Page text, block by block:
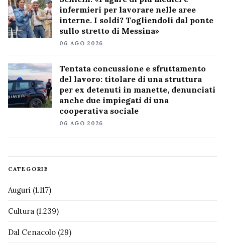
infermieri per lavorare nelle aree
interne. I soldi? Togliendoli dal ponte
sullo stretto di Messina»
06 AGO 2026
Tentata concussione e sfruttamento
del lavoro: titolare di una struttura
per ex detenuti in manette, denunciati
anche due impiegati di una
cooperativa sociale
06 AGO 2026
CATEGORIE
Auguri (1.117)
Cultura (1.239)
Dal Cenacolo (29)